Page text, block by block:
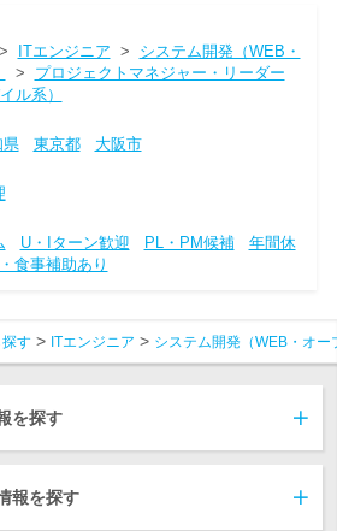
ITエンジニア > システム開発（WEB・
> プロジェクトマネジャー・リーダー
ル系）
県 東京都
大阪市
U・Iターン歓迎 PL・PM候補
年間休
食事補助あり
す ITエンジニア システム開発（WEB・オ
を探す
報を探す